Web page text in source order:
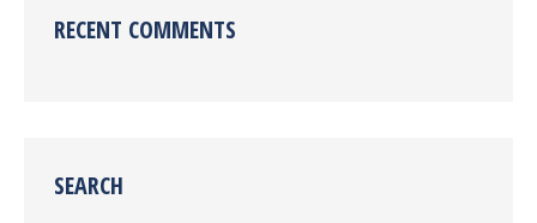
RECENT COMMENTS
SEARCH